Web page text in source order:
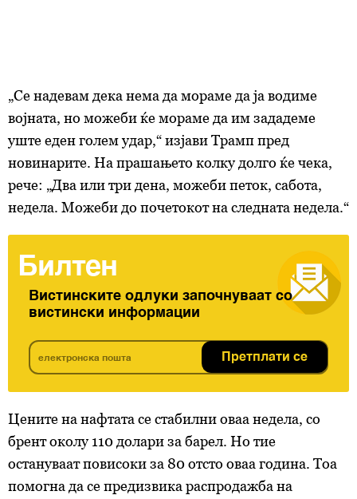
„Се надевам дека нема да мораме да ја водиме
војната, но можеби ќе мораме да им зададеме
уште еден голем удар,“ изјави Трамп пред
новинарите. На прашањето колку долго ќе чека,
рече: „Два или три дена, можеби петок, сабота,
недела. Можеби до почетокот на следната недела.“
Билтен
Вистинските одлуки започнуваат со
вистински информации
Претплати се
Цените на нафтата се стабилни оваа недела, со
брент околу 110 долари за барел. Но тие
остануваат повисоки за 80 отсто оваа година. Тоа
помогна да се предизвика распродажба на